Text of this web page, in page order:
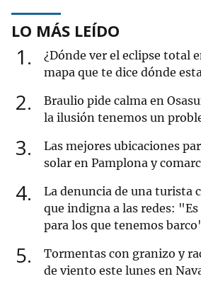
LO MÁS LEÍDO
1
¿Dónde ver el eclipse total
mapa que te dice dónde
2
Braulio pide calma en
la ilusión tenemos un
3
Las mejores ubicaciones
solar en Pamplona y
4
La denuncia de una turista
que indigna a las redes:
para los que tenemos
5
Tormentas con granizo y
de viento este lunes en